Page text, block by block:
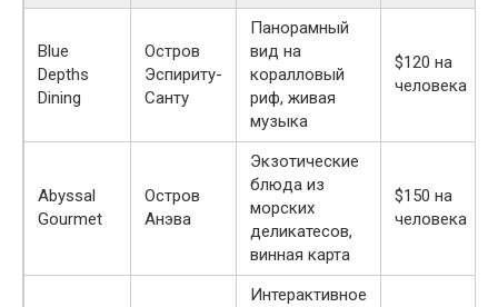
Blue
Depths
Dining
Остров
Эспириту-
Санту
Панорамный
вид на
коралловый
риф, живая
музыка
$120 на
человека
Abyssal
Gourmet
Остров
Анэва
Экзотические
блюда из
морских
деликатесов,
винная карта
$150 на
человека
Интерактивное